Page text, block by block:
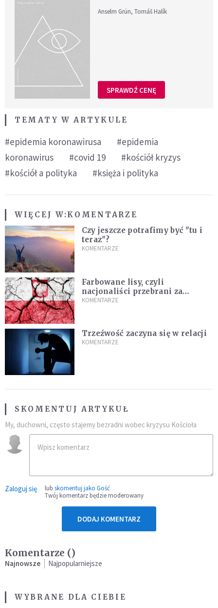
Anselm Grün, Tomáš Halík
SPRAWDŹ CENĘ
TEMATY W ARTYKULE
#epidemia koronawirusa
#epidemia
koronawirus
#covid 19
#kościół kryzys
#kościół a polityka
#księża i polityka
WIĘCEJ W:KOMENTARZE
Czy jeszcze potrafimy być "tu i
teraz"?
KOMENTARZE
Farbowane lisy, czyli
nacjonaliści przebrani za
chrześcijan
KOMENTARZE
Trzeźwość zaczyna się w relacji
KOMENTARZE
SKOMENTUJ ARTYKUŁ
My, duchowni, często stajemy bezradni wobec kryzysu Kościoła
Zaloguj się lub skomentuj jako Gość
Twój komentarz będzie moderowany
DODAJ KOMENTARZ
Komentarze ()
Najnowsze Najpopularniejsze
WYBRANE DLA CIEBIE